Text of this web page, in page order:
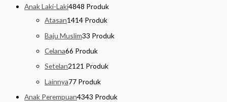
Anak Laki-Laki4848 Produk
Atasan1414 Produk
Baju Muslim33 Produk
Celana66 Produk
Setelan21 21 Produk
Lainnya77 Produk
Anak Perempuan4343 Produk